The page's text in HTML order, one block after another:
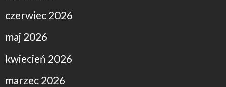
czerwiec 2026
maj 2026
kwiecień 2026
marzec 2026